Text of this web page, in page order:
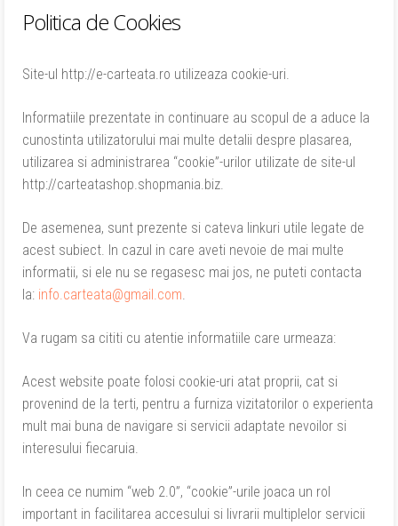
Politica de Cookies
Site-ul http://e-carteata.ro utilizeaza cookie-uri.
Informatiile prezentate in continuare au scopul de a aduce la
cunostinta utilizatorului mai multe detalii despre plasarea,
utilizarea si administrarea “cookie”-urilor utilizate de site-ul
http://carteatashop.shopmania.biz.
De asemenea, sunt prezente si cateva linkuri utile legate de
acest subiect. In cazul in care aveti nevoie de mai multe
informatii, si ele nu se regasesc mai jos, ne puteti contacta
la: info.carteata@gmail.com
Va rugam sa cititi cu atentie informatiile care urmeaza:
Acest website poate folosi cookie-uri atat proprii, cat si
provenind de la terti, pentru a furniza vizitatorilor o experienta
mult mai buna de navigare si servicii adaptate nevoilor si
interesului fiecaruia.
In ceea ce numim “web 2.0”, “cookie”-urile joaca un rol
important in facilitarea accesului si livrarii multiplelor servicii